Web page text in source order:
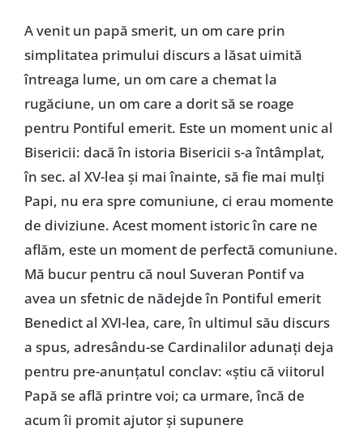
A venit un papă smerit, un om care prin
simplitatea primului discurs a lăsat uimită
întreaga lume, un om care a chemat la
rugăciune, un om care a dorit să se roage
pentru Pontiful emerit. Este un moment unic al
Bisericii: dacă în istoria Bisericii s-a întâmplat,
în sec. al XV-lea şi mai înainte, să fie mai mulţi
Papi, nu era spre comuniune, ci erau momente
de diviziune. Acest moment istoric în care ne
aflăm, este un moment de perfectă comuniune.
Mă bucur pentru că noul Suveran Pontif va
avea un sfetnic de nădejde în Pontiful emerit
Benedict al XVI-lea, care, în ultimul său discurs
a spus, adresându-se Cardinalilor adunaţi deja
pentru pre-anunţatul conclav: «ştiu că viitorul
Papă se află printre voi; ca urmare, încă de
acum îi promit ajutor şi supunere